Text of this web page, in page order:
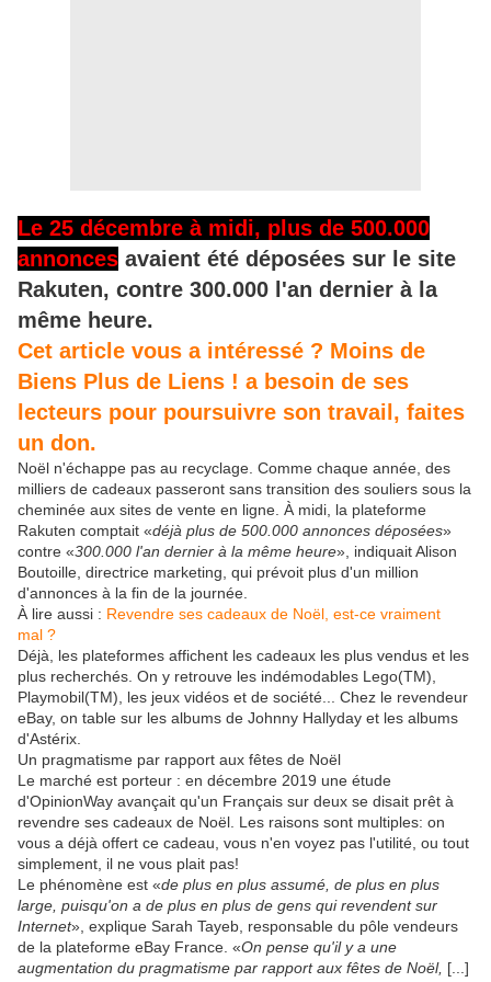
Le 25 décembre à midi, plus de 500.000
annonces avaient été déposées sur le site
Rakuten, contre 300.000 l'an dernier à la
même heure.
Cet article vous a intéressé ? Moins de
Biens Plus de Liens ! a besoin de ses
lecteurs pour poursuivre son travail, faites
un don.
Noël n'échappe pas au recyclage. Comme chaque année, des
milliers de cadeaux passeront sans transition des souliers sous la
cheminée aux sites de vente en ligne. À midi, la plateforme
Rakuten comptait «déjà plus de 500.000 annonces déposées»
contre «300.000 l'an dernier à la même heure», indiquait Alison
Boutoille, directrice marketing, qui prévoit plus d'un million
d'annonces à la fin de la journée.
À lire aussi : Revendre ses cadeaux de Noël, est-ce vraiment
mal ?
Déjà, les plateformes affichent les cadeaux les plus vendus et les
plus recherchés. On y retrouve les indémodables Lego(TM),
Playmobil(TM), les jeux vidéos et de société... Chez le revendeur
eBay, on table sur les albums de Johnny Hallyday et les albums
d'Astérix.
Un pragmatisme par rapport aux fêtes de Noël
Le marché est porteur : en décembre 2019 une étude
d'OpinionWay avançait qu'un Français sur deux se disait prêt à
revendre ses cadeaux de Noël. Les raisons sont multiples: on
vous a déjà offert ce cadeau, vous n'en voyez pas l'utilité, ou tout
simplement, il ne vous plait pas!
Le phénomène est «de plus en plus assumé, de plus en plus
large, puisqu'on a de plus en plus de gens qui revendent sur
Internet», explique Sarah Tayeb, responsable du pôle vendeurs
de la plateforme eBay France. «On pense qu'il y a une
augmentation du pragmatisme par rapport aux fêtes de Noël, [...]